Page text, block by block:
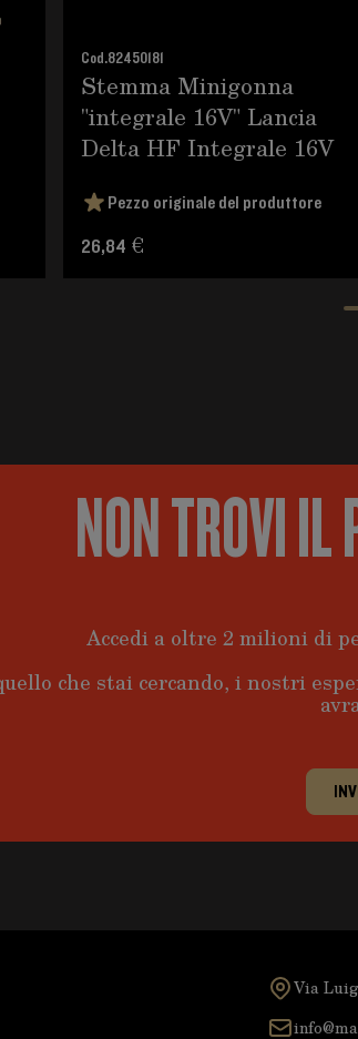
Cod.82450181
Stemma Minigonna
"integrale 16V" Lancia
Delta HF Integrale 16V
Pezzo originale del produttore
26,84 €
NON TROVI IL
Accedi a oltre 2 milioni di
che stai cercando, i nostri
Via